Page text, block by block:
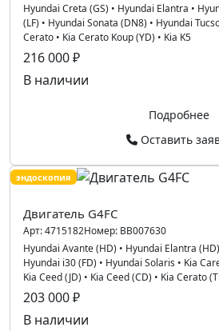
Hyundai Creta (GS) • Hyundai Elantra •
(LF) • Hyundai Sonata (DN8) • Hyundai
Cerato • Kia Cerato Koup (YD) • Kia K5
216 000 ₽
В наличии
Подробнее
Оставить
эндоскопия
Двигатель G4FC
Арт:4715182Номер: BB007630
Hyundai Avante (HD) • Hyundai Elantra (HD)
Hyundai i30 (FD) • Hyundai Solaris • Kia
Kia Ceed (JD) • Kia Ceed (CD) • Kia Cerato
203 000 ₽
В наличии